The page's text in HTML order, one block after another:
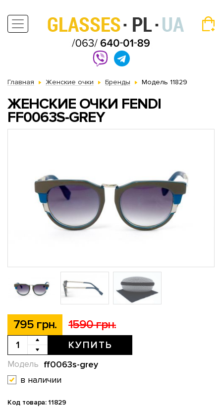
Главная Женские очки Бренды Модель 11829
ЖЕНСКИЕ ОЧКИ FENDI
FF0063S-GREY
795 грн. 1590 грн.
КУПИТЬ
ff0063s-grey
Модель
в наличии
Код товара: 11829